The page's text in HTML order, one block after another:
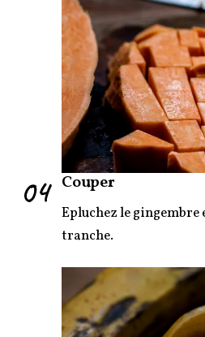
04 Couper
Epluchez le gingembre
tranche.